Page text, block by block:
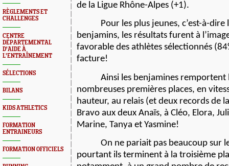
RÈGLEMENTS ET
CHALLENGES
CENTRE
DÉPARTEMENTAL
D'AIDE À
L'ENTRAÎNEMENT
SÉLECTIONS
BILANS
KIDS ATHLETICS
FORMATION
ENTRAINEURS
FORMATION OFFICIELS
de la Ligue Rhône-Alpes (+1).
Pour les plus jeunes, c’est-à-
benjamins, les résultats furent à
favorable des athlètes sélectionnés
facture!
Ainsi les benjamines remportent
nombreuses premières places, en
hauteur, au relais (et deux records de
Bravo aux deux Anaïs, à Cléo, Elora,
Marine, Tanya et Yasmine!
On ne pariait pas beaucoup sur
pourtant ils terminent à la troisième